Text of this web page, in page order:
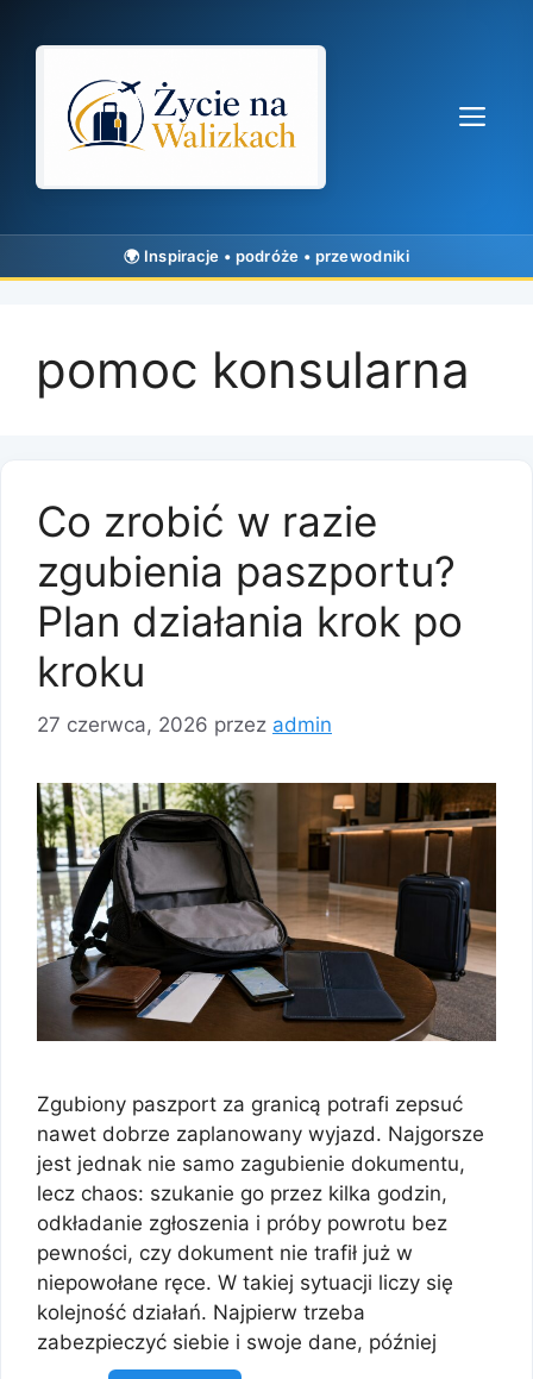
pomoc konsularna
Co zrobić w razie
zgubienia paszportu?
Plan działania krok po
kroku
27 czerwca, 2026 przez admin
Zgubiony paszport za granicą potrafi zepsuć
nawet dobrze zaplanowany wyjazd. Najgorsze
jest jednak nie samo zagubienie dokumentu,
lecz chaos: szukanie go przez kilka godzin,
odkładanie zgłoszenia i próby powrotu bez
pewności, czy dokument nie trafił już w
niepowołane ręce. W takiej sytuacji liczy się
kolejność działań. Najpierw trzeba
zabezpieczyć siebie i swoje dane, później